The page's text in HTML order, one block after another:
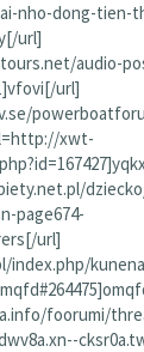
nho-dong-tien-
url]
audio-
url]
xwt-
page674-
url]
index.php/
foorumi/